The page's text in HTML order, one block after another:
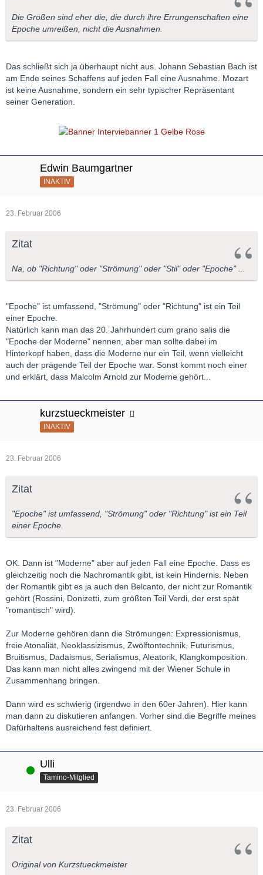
Die Größen sind eher die, die durch ihre Errungenschaften eine
Epoche umreißen, nicht die Ausnahmen.
Das schließt sich ja überhaupt nicht aus. Johann Sebastian Bach ist
am Ende seines Schaffens auf jeden Fall eine Ausnahme. Mozart
ist keine Ausnahme, sondern ein sehr typischer Repräsentant
seiner Generation.
Edwin Baumgartner
INAKTIV
23. Februar 2006
Zitat
Na, ob "Richtung" oder "Strömung" oder "Stil" oder "Epoche" ...
"Epoche" ist umfassend, "Strömung" oder "Richtung" ist ein Teil
einer Epoche.
Natürlich kann man das 20. Jahrhundert cum grano salis die
"Epoche der Moderne" nennen, aber man sollte dabei im
Hinterkopf haben, dass die Moderne nur ein Teil, wenn vielleicht
auch der prägende Teil der Epoche war. Sonst kommt noch einer
und erklärt, dass Malcolm Arnold zur Moderne gehört...
kurzstueckmeister
INAKTIV
23. Februar 2006
Zitat
"Epoche" ist umfassend, "Strömung" oder "Richtung" ist ein Teil
einer Epoche.
OK. Dann ist "Moderne" aber auf jeden Fall eine Epoche. Dass es
gleichzeitig noch die Nachromantik gibt, ist kein Hindernis. Neben
der Romantik gibt es ja auch den Belcanto, der nicht zur Romantik
gehört (Rossini, Donizetti, zum größten Teil Verdi, der erst spät
"romantisch" wird).
Zur Moderne gehören dann die Strömungen: Expressionismus,
freie Atonaliät, Neoklassizismus, Zwölftontechnik, Futurismus,
Bruitismus, Dadaismus, Serialismus, Aleatorik, Klangkomposition.
Das kann man nicht alles zwingend mit der Wiener Schule in
Zusammenhang bringen.
Dann wird es schwierig (irgendwo in den 60er Jahren). Hier kann
man dann zu diskutieren anfangen. Vorher sind die Begriffe meines
Dafürhaltens ausreichend fest definiert.
Online Ulli
Tamino-Mitglied
23. Februar 2006
Zitat
Original von Kurzstueckmeister